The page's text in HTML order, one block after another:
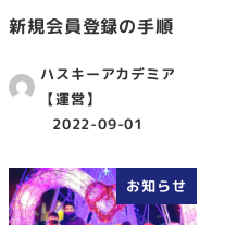
新規会員登録の手順
ハスキーアカデミア
【運営】
2022-09-01
お知らせ